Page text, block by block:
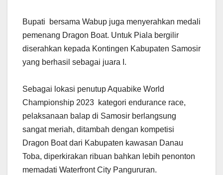
Bupati bersama Wabup juga menyerahkan medali
pemenang Dragon Boat. Untuk Piala bergilir
diserahkan kepada Kontingen Kabupaten Samosir
yang berhasil sebagai juara I.
Sebagai lokasi penutup Aquabike World
Championship 2023 kategori endurance race,
pelaksanaan balap di Samosir berlangsung
sangat meriah, ditambah dengan kompetisi
Dragon Boat dari Kabupaten kawasan Danau
Toba, diperkirakan ribuan bahkan lebih penonton
memadati Waterfront City Pangururan.